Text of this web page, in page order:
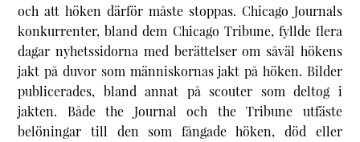
och att höken därför måste stoppas. Chicago Journals
konkurrenter, bland dem Chicago Tribune, fyllde flera
dagar nyhetssidorna med berättelser om såväl hökens
jakt på duvor som människornas jakt på höken. Bilder
publicerades, bland annat på scouter som deltog i
jakten. Bådethe Journal och the Tribune utfäste
belöningar till den som fångade höken, död eller